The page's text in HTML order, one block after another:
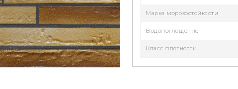
Марка морозостойксоти
Водопоглощение
Класс плотности